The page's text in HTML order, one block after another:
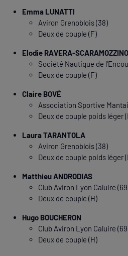
Emma LUNATTI
Aviron Grenoblois (38)
Deux de couple (F)
Elodie RAVERA-SCARAMOZZINO
Société Nautique de
Deux de couple (F)
Claire BOVÉ
Association Sportive
Deux de couple poids léger
Laura TARANTOLA
Aviron Grenoblois (38)
Deux de couple poids léger
Matthieu ANDRODIAS
Club Aviron Lyon Caluire
Deux de couple (H)
Hugo BOUCHERON
Club Aviron Lyon Caluire
Deux de couple (H)